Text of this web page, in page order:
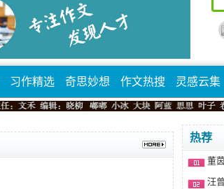
习作精选 奇思妙想 作文热搜 灵感云集
热荐
董
汪